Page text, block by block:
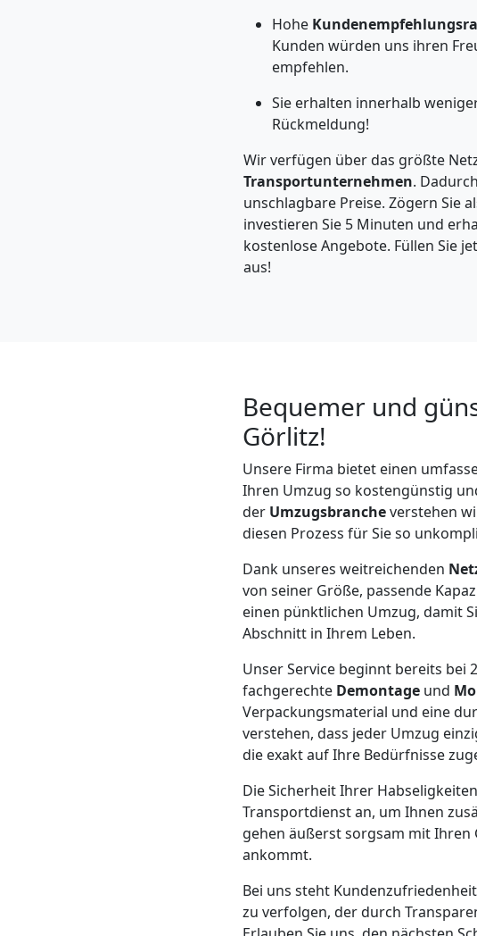
Hohe
Kunden würden uns ihren
empfehlen.
Sie erhalten innerhalb
Rückmeldung!
Wir verfügen über das größte
Transportunternehmen.
unschlagbare Preise. Zögern Sie
investieren Sie 5 Minuten und
kostenlose Angebote. Füllen Sie
aus!
Bequemer und
Görlitz!
Unsere Firma bietet einen
Ihren Umzug so kostengünstig
der Umzugsbrancheverstehen
diesen Prozess für Sie so
Dank unseres weitreichenden
von seiner Größe, passende
einen pünktlichen Umzug, damit
Abschnitt in Ihrem Leben.
Unser Service beginnt bereits bei
fachgerechte Demontage und
Verpackungsmaterial und eine
verstehen, dass jeder Umzug
die exakt auf Ihre Bedürfnisse
Die Sicherheit Ihrer
Transportdienst an, um Ihnen
gehen äußerst sorgsam mit
ankommt.
Bei uns steht
zu verfolgen, der durch